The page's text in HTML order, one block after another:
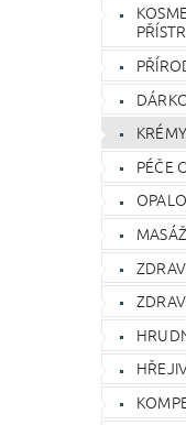
PÉČE